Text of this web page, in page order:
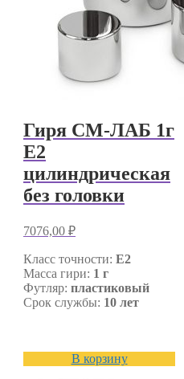
Гиря СМ-ЛАБ 1г
E2
цилиндрическая
без головки
7076,00 ₽
Класс точности: E2
Масса гири: 1 г
Футляр: пластиковый
Срок службы: 10 лет
В корзину